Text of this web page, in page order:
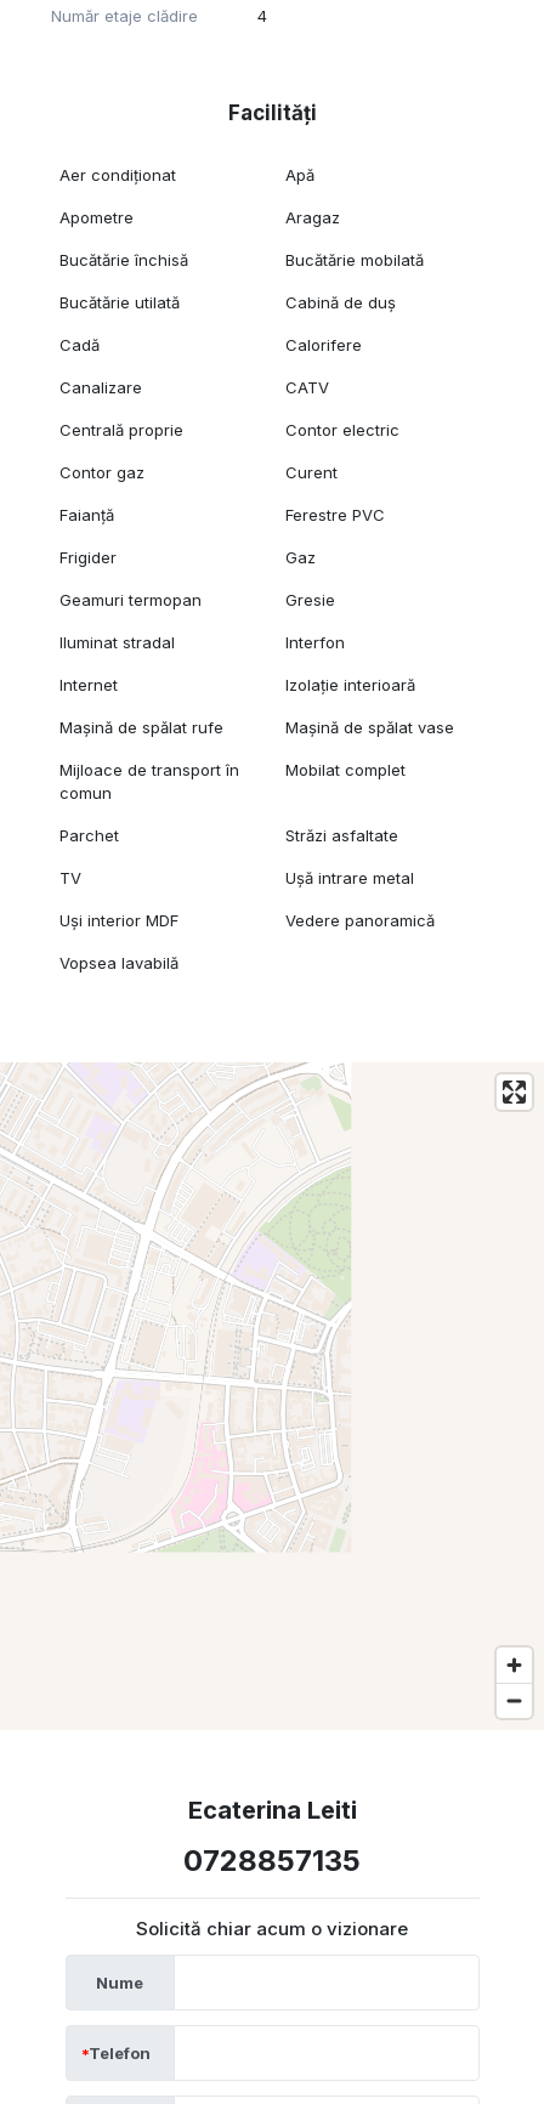
Număr etaje clădire 4
Facilități
Aer condiționat Apă
Apometre Aragaz
Bucătărie închisă Bucătărie mobilată
Bucătărie utilată Cabină de duș
Cadă Calorifere
Canalizare CATV
Centrală proprie Contor electric
Contor gaz Curent
Faianță Ferestre PVC
Frigider Gaz
Geamuri termopan Gresie
Iluminat stradal Interfon
Internet Izolație interioară
Mașină de spălat rufe Mașină de spălat vase
Mijloace de transport în
comun
Mobilat complet
Parchet Străzi asfaltate
TV Ușă intrare metal
Uși interior MDF Vedere panoramică
Vopsea lavabilă
Ecaterina Leiti
0728857135
Solicită chiar acum o vizionare
Nume
Telefon